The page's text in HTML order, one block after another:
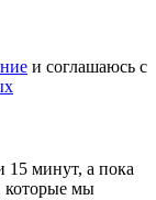
и соглашаюсь с
15 минут, а пока
которые мы